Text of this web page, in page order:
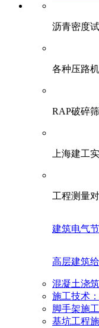
沥青密度
各种压路
RAP破碎
上海建工
工程测量
建筑电气
高层建筑
混凝土浇
施工技术
脚手架施
基坑工程